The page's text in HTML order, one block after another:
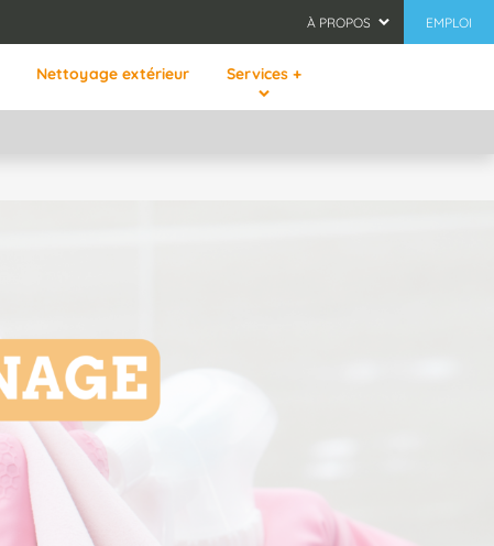
À PROPOS EMPLOI
Nettoyage extérieur Services +